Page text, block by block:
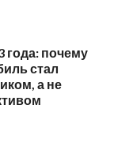
года: почему
стал
а не